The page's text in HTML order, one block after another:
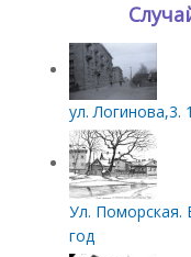
ул. Логинова,3.
Ул. Поморская.
год